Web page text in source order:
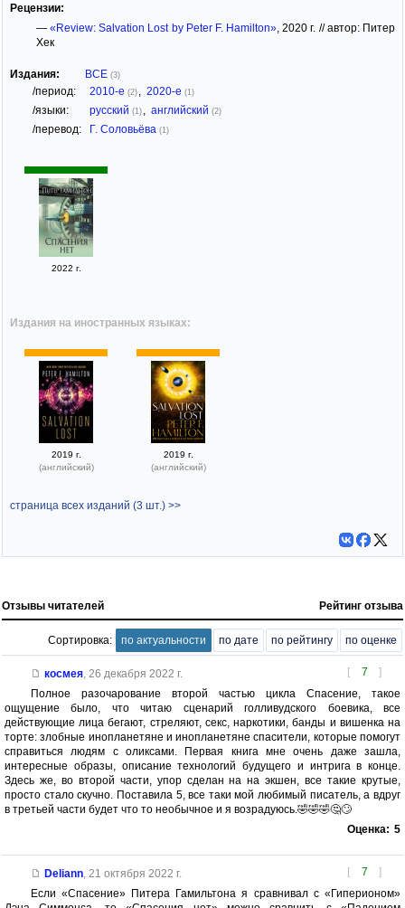
Рецензии:
— «Review: Salvation Lost by Peter F. Hamilton» , 2020 г. // автор: Питер
Хек
Издания: ВСЕ (3)
/период: 2010-е (2) 2020-е (1)
/языки: русский (1) английский (2)
/перевод: Г. Соловьёва (1)
2022 г.
Издания на иностранных языках:
2019 г.
(английский)
2019 г.
(английский)
страница всех изданий (3 шт.) >>
Отзывы читателей Рейтинг отзыва
Сортировка: по актуальности по дате по рейтингу по оценке
[ 7 ]
космея, 26 декабря 2022 г.
Полное разочарование второй частью цикла Спасение, такое
ощущение было, что читаю сценарий голливудского боевика, все
действующие лица бегают, стреляют, секс, наркотики, банды и вишенка на
торте: злобные инопланетяне и инопланетяне спасители, которые помогут
справиться людям с оликсами. Первая книга мне очень даже зашла,
интересные образы, описание технологий будущего и интрига в конце.
Здесь же, во второй части, упор сделан на на экшен, все такие крутые,
просто стало скучно. Поставила 5, все таки мой любимый писатель, а вдруг
в третьей части будет что то необычное и я возрадуюсь.🤣🤣🤣🤔🙄
Оценка: 5
[ 7 ]
Deliann, 21 октября 2022 г.
Если «Спасение» Питера Гамильтона я сравнивал с «Гиперионом»